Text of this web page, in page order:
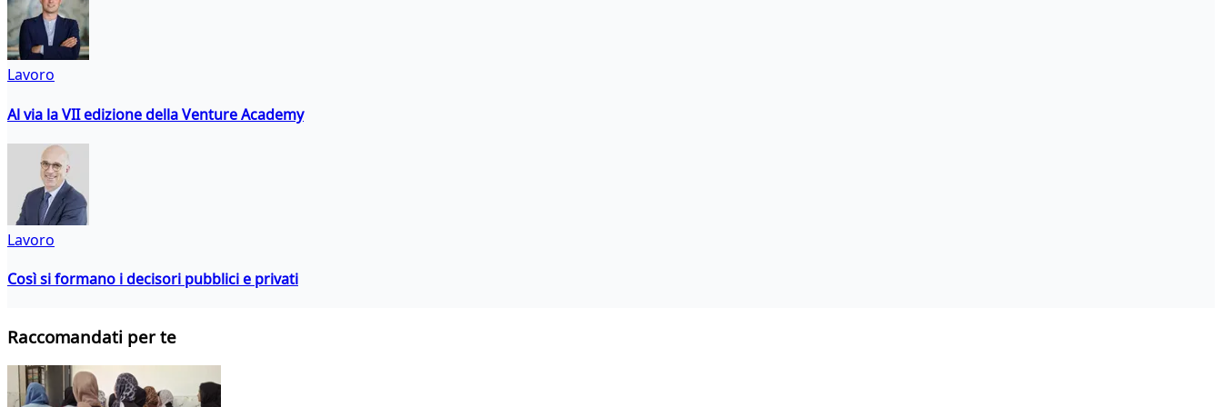
Lavoro
Al via la VII edizione della Venture Academy
Lavoro
Così si formano i decisori pubblici e privati
Raccomandati per te